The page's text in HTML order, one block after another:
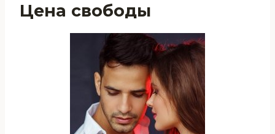
Цена свободы